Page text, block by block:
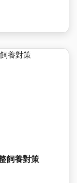
飼養對策